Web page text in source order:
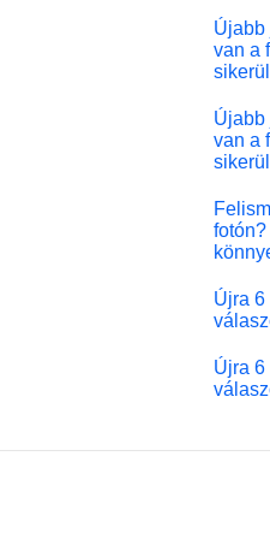
Újabb
van a
Újabb
van a
Újra 6
Újra 6